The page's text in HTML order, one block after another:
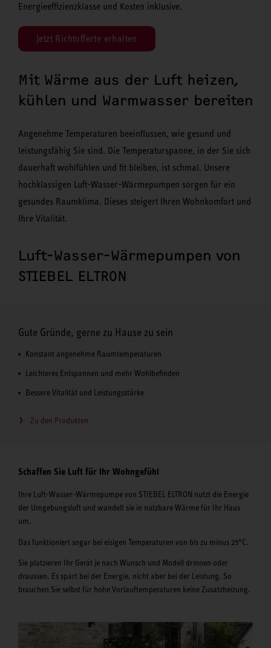
Energieeffizienzklasse und Kosten inklusive.
Jetzt Richtofferte erhalten
Mit Wärme aus der Luft heizen,
kühlen und Warmwasser bereiten
Angenehme Temperaturen beeinflussen, wie gesund und
leistungsfähig Sie sind. Die Temperaturspanne, in der Sie sich
dauerhaft wohlfühlen und fit bleiben, ist schmal. Unsere
hochklassigen Luft-Wasser-Wärmepumpen sorgen für ein
gesundes Raumklima. Dieses steigert Ihren Wohnkomfort und
Ihre Vitalität.
Luft-Wasser-Wärmepumpen von
STIEBEL ELTRON
Gute Gründe, gerne zu Hause zu sein
Konstant angenehme Raumtemperaturen
Leichteres Entspannen und mehr Wohlbefinden
Bessere Vitalität und Leistungsstärke
Zu den Produkten
Schaffen Sie Luft für Ihr Wohngefühl
Ihre Luft-Wasser-Wärmepumpe von STIEBEL ELTRON nutzt die Energie
der Umgebungsluft und wandelt sie in nutzbare Wärme für Ihr Haus
um.
Das funktioniert sogar bei eisigen Temperaturen von bis zu minus 25°C.
Sie platzieren Ihr Gerät je nach Wunsch und Modell drinnen oder
draussen. Es spart bei der Energie, nicht aber bei der Leistung. So
brauchen Sie selbst für hohe Vorlauftemperaturen keine Zusatzheizung.